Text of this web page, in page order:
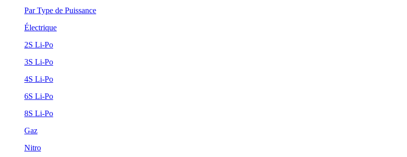
Par Type de Puissance
Électrique
2S Li-Po
3S Li-Po
4S Li-Po
6S Li-Po
8S Li-Po
Gaz
Nitro